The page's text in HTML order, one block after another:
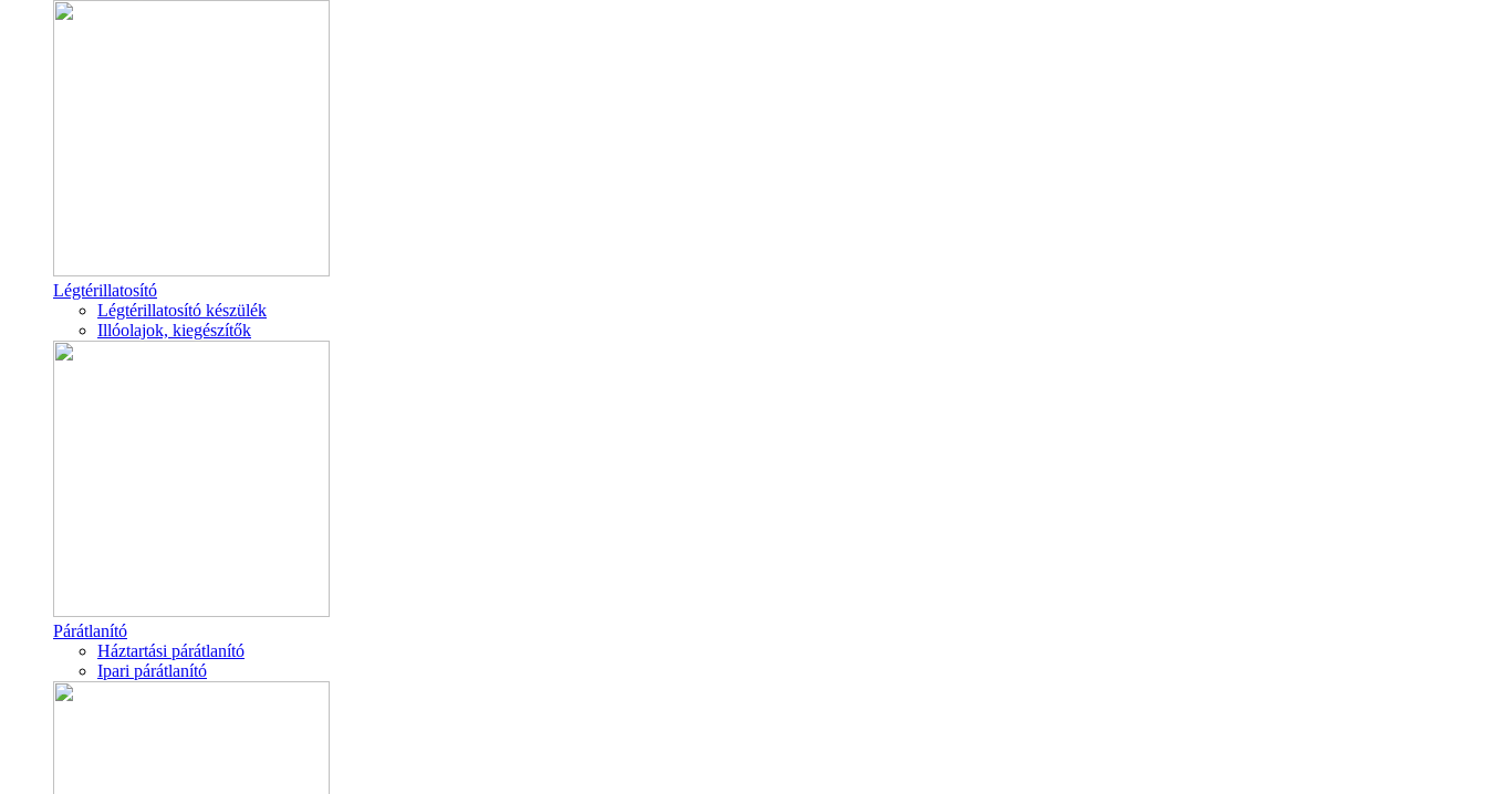
Légtérillatosító
Légtérillatosító készülék
Illóolajok, kiegészítők
Párátlanító
Háztartási párátlanító
Ipari párátlanító